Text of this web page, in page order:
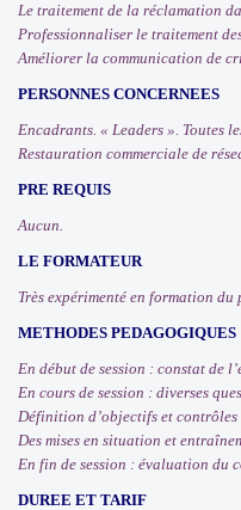
Le traitement de la réclamation
Professionnaliser le traitement
Améliorer la communication de
PERSONNES CONCERNEES
Encadrants. « Leaders ». Toutes
Restauration commerciale de
PRE REQUIS
Aucun.
LE FORMATEUR
Très expérimenté en formation
METHODES PEDAGOGIQUES
En début de session : constat de
En cours de session : diverses
Définition d’objectifs et contrôles
Des mises en situation et
En fin de session : évaluation du
DUREE ET TARIF